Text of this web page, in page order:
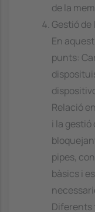
de la
Gestió
En
punts:
Relació
i la
pipes,
bàsics i
Diferents